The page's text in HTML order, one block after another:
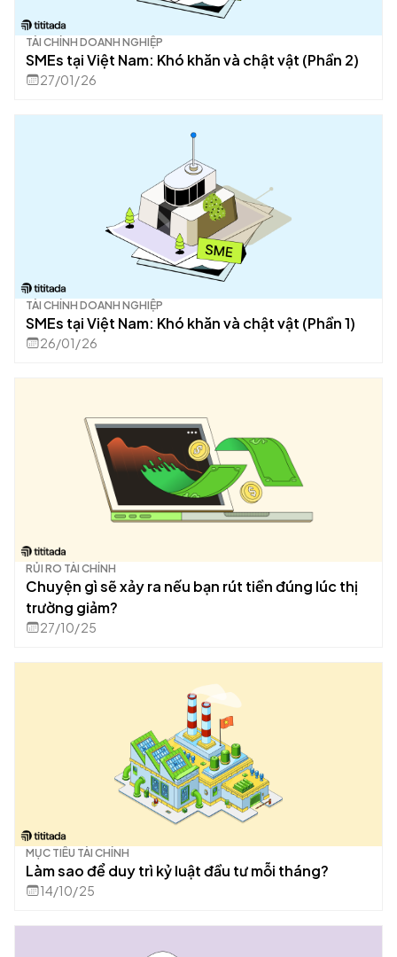
TÀI CHÍNH DOANH NGHIỆP
SMEs tại Việt Nam: Khó khăn và chật vật (Phần 2)
27/01/26
TÀI CHÍNH DOANH NGHIỆP
SMEs tại Việt Nam: Khó khăn và chật vật (Phần 1)
26/01/26
RỦI RO TÀI CHÍNH
Chuyện gì sẽ xảy ra nếu bạn rút tiền đúng lúc thị
trường giảm?
27/10/25
MỤC TIÊU TÀI CHÍNH
Làm sao để duy trì kỷ luật đầu tư mỗi tháng?
14/10/25